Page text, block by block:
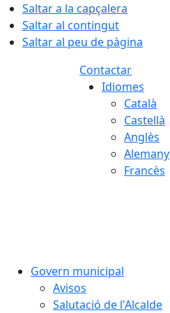
Saltar a la capçalera
Saltar al contingut
Saltar al peu de pàgina
Contactar
Idiomes
Català
Castellà
Anglès
Alemany
Francès
Govern municipal
Avisos
Salutació de l'Alcalde